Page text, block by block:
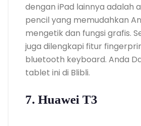
dengan iPad lainnya adalah
pencil yang memudahkan
mengetik dan fungsi grafis.
juga dilengkapi fitur
bluetooth keyboard. Anda
tablet ini di Blibli.
7. Huawei T3